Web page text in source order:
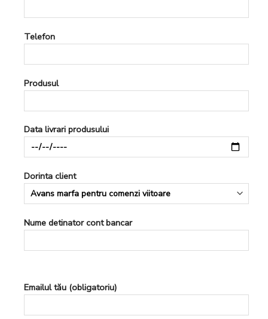
Telefon
Produsul
Data livrari produsului
Dorinta client
Nume detinator cont bancar
Emailul tău (obligatoriu)